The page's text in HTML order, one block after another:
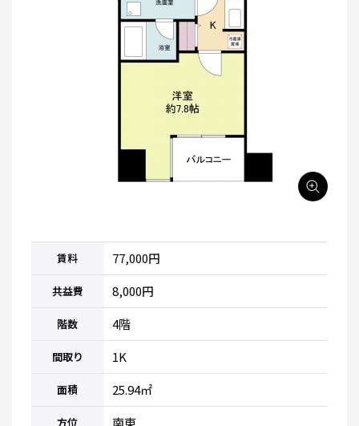
賃料 77,000円
共益費 8,000円
階数 4階
間取り 1K
面積 25.94㎡
方位 南東